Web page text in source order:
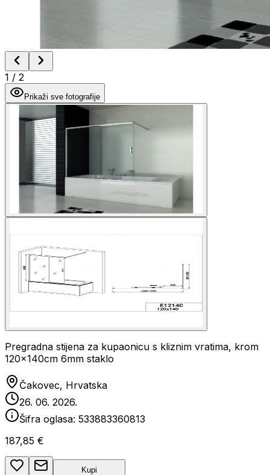
1 / 2
Prikaži sve fotografije
Pregradna stijena za kupaonicu s kliznim vratima, krom
120x140cm 6mm staklo
Čakovec, Hrvatska
26. 06. 2026.
Šifra oglasa: 533883360813
187,85 €
Kupi